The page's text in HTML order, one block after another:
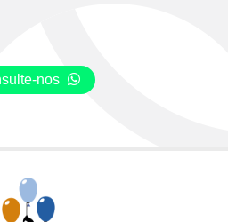
nos